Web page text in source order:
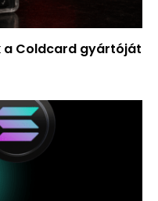
a Coldcard gyártóját